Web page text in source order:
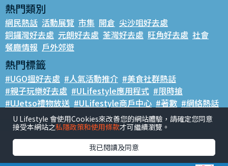
熱門類別
網民熱話 活動展覽 市集 開倉 尖沙咀好去處
銅鑼灣好去處 元朗好去處 荃灣好去處 旺角好去處 社會
餐廳情報 戶外郊遊
熱門標籤
#UGO搵好去處 #人氣活動推介 #美食社群熱話
#親子玩樂好去處 #ULifestyle應用程式 #限時搶
#UJetso禮物放送 #ULifestyle商戶中心 #著數 #網絡熱話
香港經濟日報版權所有©2026
U Lifestyle 會使用Cookies來改善您的網站體驗，請確定您同意
接受本網站之私隱政策和使用條款才可繼續瀏覽。
我已閱讀及同意